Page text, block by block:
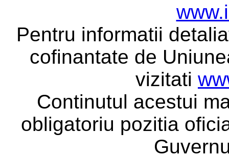
Pentru informatii
cofinantate de
vizitati
Continutul acestui
obligatoriu pozitia